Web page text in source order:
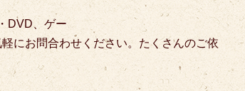
DVD、ゲー
にお問合わせください。たくさんのご依